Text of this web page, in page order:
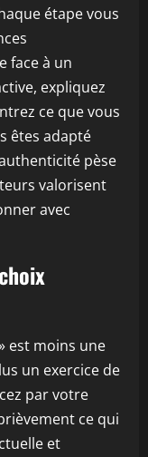
étape vous
face à un
expliquez
ce que vous
êtes adapté
pèse
valorisent
avec
est moins une
un exercice de
par votre
ce qui
et